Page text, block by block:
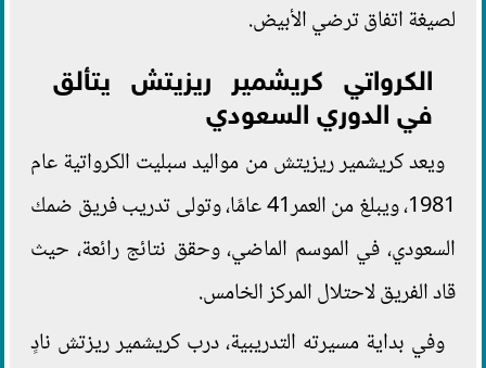
لصيغة اتفاق ترضي الأبيض.
الكرواتي كريشمير ريزيتش يتألق
في الدوري السعودي
ويعد كريشمير ريزيتش من مواليد سبليت الكرواتية عام
1981، ويبلغ من العمر41 عامًا، وتولى تدريب فريق ضمك
السعودي، في الموسم الماضي، وحقق نتائج رائعة، حيث
قاد الفريق لاحتلال المركز الخامس.
وفي بداية مسيرته التدريبية، درب كريشمير ريزتش نادٍ